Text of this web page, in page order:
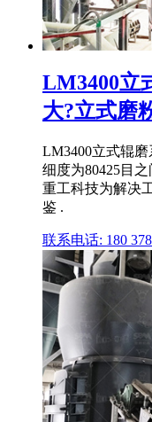
LM3400立
大?立式磨
LM3400立式辊
细度为80425目
重工科技为解决
鉴 .
联系电话: 180